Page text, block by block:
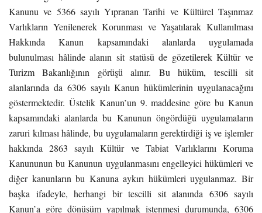
Kanunu ve 5366 sayılı Yıpranan Tarihi ve Kültürel Taşınmaz
Varlıkların Yenilenerek Korunması ve Yaşatılarak Kullanılması
Hakkında Kanun kapsamındaki alanlarda uygulamada
bulunulması hâlinde alanın sit statüsü de gözetilerek Kültür ve
Turizm Bakanlığının görüşü alınır. Bu hüküm, tescilli sit
alanlarında da 6306 sayılı Kanun hükümlerinin uygulanacağını
göstermektedir. Üstelik Kanun’un 9. maddesine göre bu Kanun
kapsamındaki alanlarda bu Kanunun öngördüğü uygulamaların
zaruri kılması hâlinde, bu uygulamaların gerektirdiği iş ve işlemler
hakkında 2863 sayılı Kültür ve Tabiat Varlıklarını Koruma
Kanununun bu Kanunun uygulanmasını engelleyici hükümleri ve
diğer kanunların bu Kanuna aykırı hükümleri uygulanmaz. Bir
başka ifadeyle, herhangi bir tescilli sit alanında 6306 sayılı
Kanun’a göre dönüşüm yapılmak istenmesi durumunda, 6306